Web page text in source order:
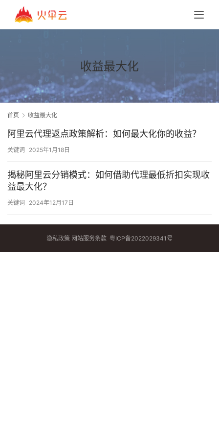
收益最大化
首页 收益最大化
阿里云代理返点政策解析：如何最大化你的收益？
关键词 2025年1月18日
揭秘阿里云分销模式：如何借助代理最低折扣实现收
益最大化？
关键词 2024年12月17日
隐私政策 网站服务条款 粤ICP备2022029341号